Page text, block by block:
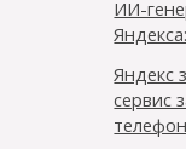
ИИ-
Яндекс
сервис